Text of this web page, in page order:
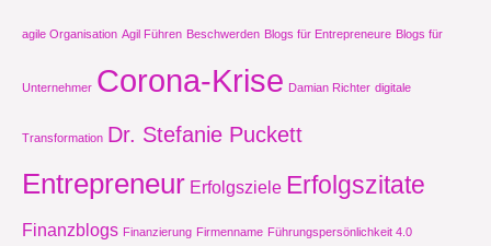
agile Organisation Agil Führen Beschwerden Blogs für Entrepreneure Blogs für
Unternehmer Corona-Krise Damian Richter digitale
Transformation Dr. Stefanie Puckett
Entrepreneur Erfolgsziele Erfolgszitate
Finanzblogs Finanzierung Firmenname Führungspersönlichkeit 4.0